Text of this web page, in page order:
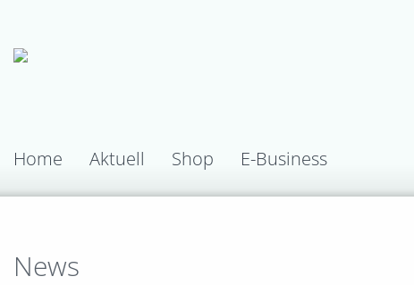
Home Aktuell Shop E-Business
News